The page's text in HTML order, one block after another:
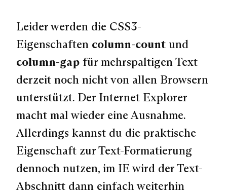
Leider werden die CSS3-
Eigenschaften column-count und
column-gap für mehrspaltigen Text
derzeit noch nicht von allen Browsern
unterstützt. Der Internet Explorer
macht mal wieder eine Ausnahme.
Allerdings kannst du die praktische
Eigenschaft zur Text-Formatierung
dennoch nutzen, im IE wird der Text-
Abschnitt dann einfach weiterhin